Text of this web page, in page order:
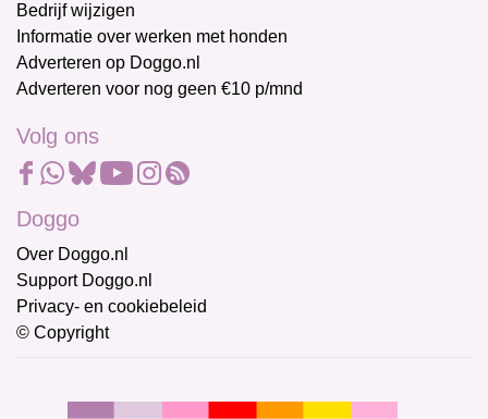
Bedrijf wijzigen
Informatie over werken met honden
Adverteren op Doggo.nl
Adverteren voor nog geen €10 p/mnd
Volg ons
Doggo
Over Doggo.nl
Support Doggo.nl
Privacy- en cookiebeleid
© Copyright